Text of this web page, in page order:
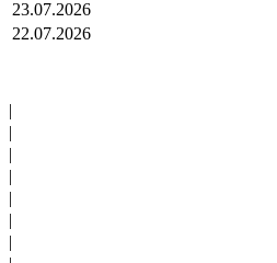
23.07.2026
22.07.2026
|
|
|
|
|
|
|